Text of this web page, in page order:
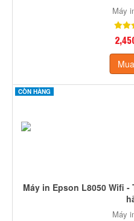
Máy
CÒN HÀNG
Máy in Epson L8050 Wifi
Máy